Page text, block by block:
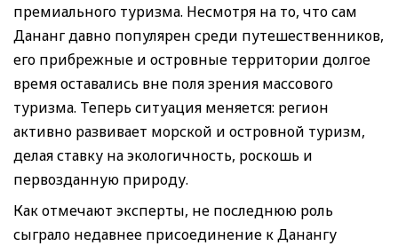
премиального туризма. Несмотря на то, что сам
Дананг давно популярен среди путешественников,
его прибрежные и островные территории долгое
время оставались вне поля зрения массового
туризма. Теперь ситуация меняется: регион
активно развивает морской и островной туризм,
делая ставку на экологичность, роскошь и
первозданную природу.
Как отмечают эксперты, не последнюю роль
сыграло недавнее присоединение к Данангу